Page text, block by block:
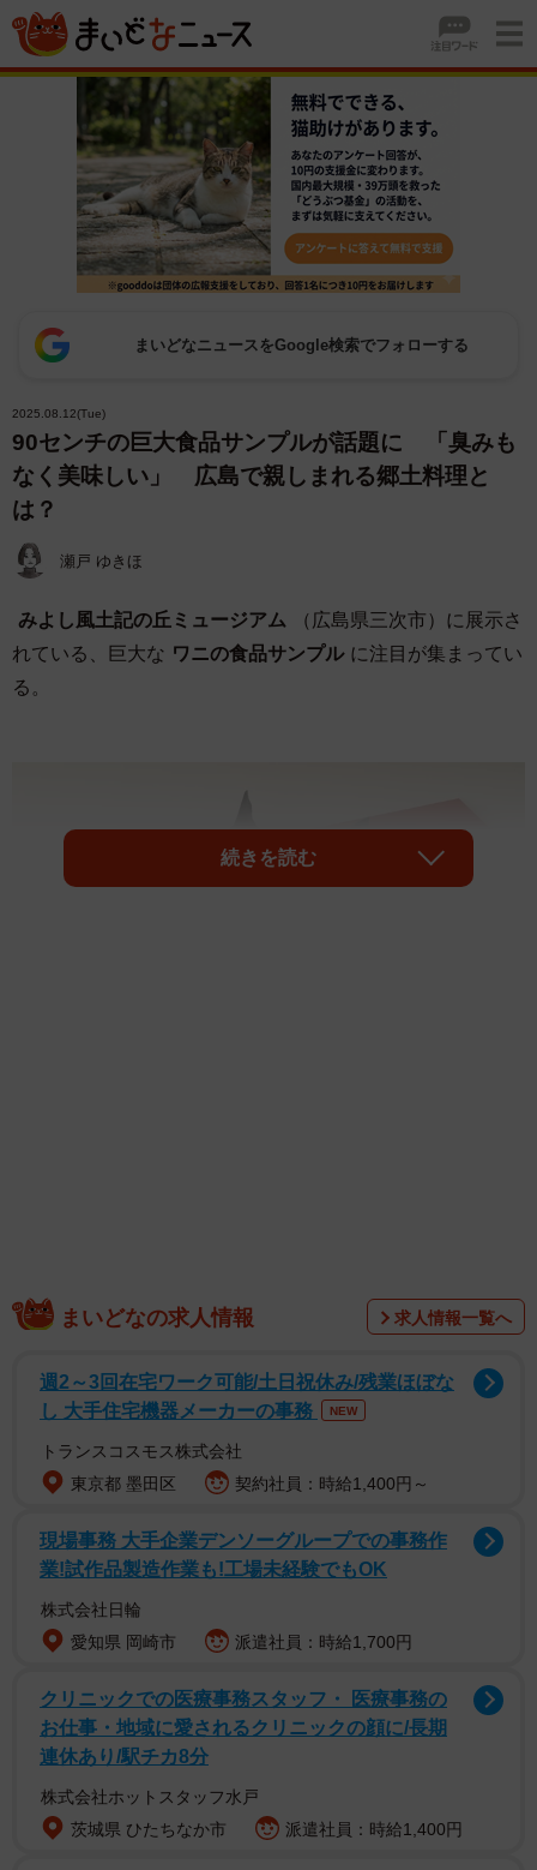
まいどなニュースをGoogle検索でフォローする
2025.08.12(Tue)
90センチの巨大食品サンプルが話題に 「臭みも
なく美味しい」 広島で親しまれる郷土料理と
は？
瀬戸 ゆきほ
みよし風土記の丘ミュージアム
（広島県三次市）に展示さ
れている、巨大な ワニの食品サンプル に注目が集まってい
る。
丘ミュージアム（広島県立歴史民俗資料館）学芸員の
社いわさきの 北出真司さん にお話を聞いた。
続きを読む
まいどなの求人情報 求人情報一覧へ
週2～3回在宅ワーク可能/土日祝休み/残業ほぼな
し 大手住宅機器メーカーの事務
NEW
トランスコスモス株式会社
東京都 墨田区
契約社員：時給1,400円～
現場事務 大手企業デンソーグループでの事務作
業!試作品製造作業も!工場未経験でもOK
株式会社日輪
愛知県 岡崎市
派遣社員：時給1,700円
クリニックでの医療事務スタッフ・ 医療事務の
お仕事・地域に愛されるクリニックの顔に/長期
連休あり/駅チカ8分
株式会社ホットスタッフ水戸
茨城県 ひたちなか市
派遣社員：時給1,400円